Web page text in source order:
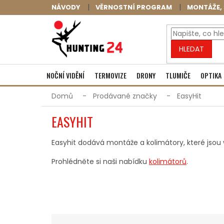
na
NÁVODY VĚRNOSTNÍ PROGRAM MONTÁŽE,
HLEDAT
NOČNÍ VIDĚNÍ TERMOVIZE DRONY TLUMIČE OPTIKA
Domů Prodávané značky EasyHit
EASYHIT
Easyhit dodává montáže a kolimátory, které
Prohlédněte si naši nabídku kolimátorů.